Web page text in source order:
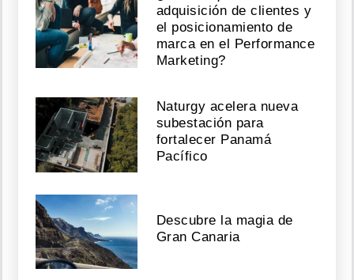
adquisición de clientes y
el posicionamiento de
marca en el Performance
Marketing?
Naturgy acelera nueva
subestación para
fortalecer Panamá
Pacífico
Descubre la magia de
Gran Canaria